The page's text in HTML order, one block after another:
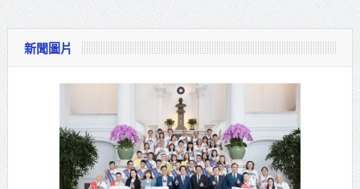
新聞圖片